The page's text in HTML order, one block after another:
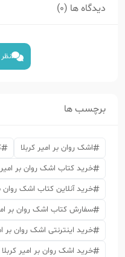
دیدگاه ها (0)
برچسب ها
اشک روان بر امیر کربلا
خرید کتاب اشک روان بر امیر
خرید آنلاین کتاب اشک روان
سفارش کتاب اشک روان بر
خرید اینترنتی اشک روان بر
خرید اشک روان بر امیر کربلا